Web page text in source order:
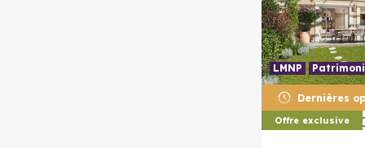
Dernières
Offre exclusive
LMNP
83310
Les Hauts du